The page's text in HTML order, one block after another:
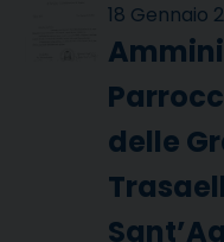
18 Gennaio
delle